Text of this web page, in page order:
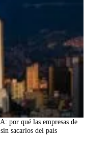
por qué las empresas de
sacarlos del país